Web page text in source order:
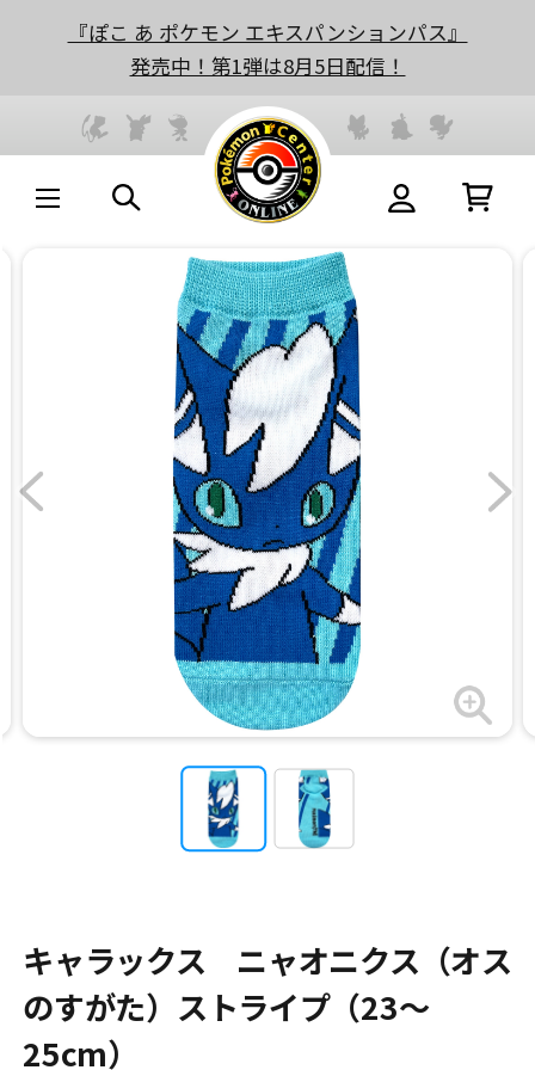
『ぽこ あ ポケモン エキスパンションパス』
発売中！第1弾は8月5日配信！
キャラックス ニャオニクス（オス
のすがた）ストライプ（23～
25cm）